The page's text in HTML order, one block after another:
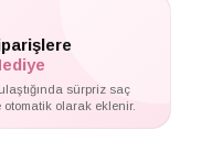
sürpriz saç
olarak eklenir.